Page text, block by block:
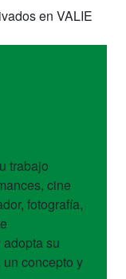
en VALIE
trabajo
cine
fotografía,
su
un concepto y